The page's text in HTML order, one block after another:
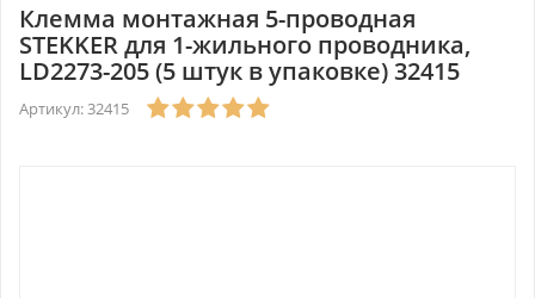
упаковке) 32415
Клемма монтажная 5-проводная
STEKKER для 1-жильного проводника,
LD2273-205 (5 штук в упаковке) 32415
Артикул: 32415